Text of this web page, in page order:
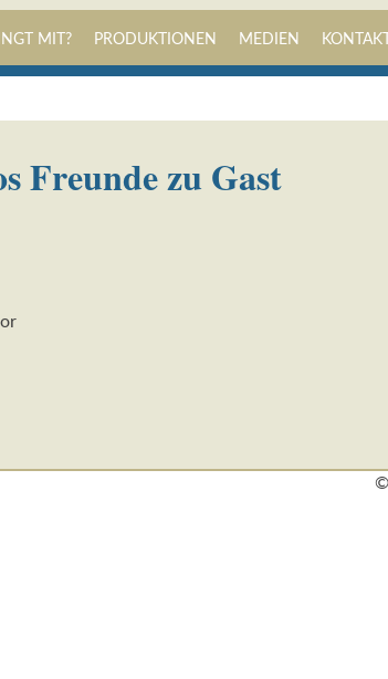
MIT? PRODUKTIONEN MEDIEN
Freunde zu Gast
©